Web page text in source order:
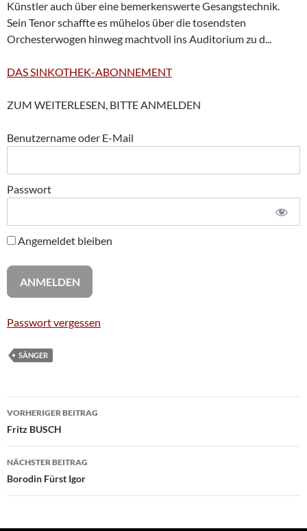
Künstler auch über eine bemerkenswerte Gesangstechnik.
Sein Tenor schaffte es mühelos über die tosendsten
Orchesterwogen hinweg machtvoll ins Auditorium zu d...
DAS SINKOTHEK-ABONNEMENT
ZUM WEITERLESEN, BITTE ANMELDEN
Benutzername oder E-Mail
Passwort
Angemeldet bleiben
Passwort vergessen
SÄNGER
Beitragsnavigation
VORHERIGER BEITRAG
Fritz BUSCH
NÄCHSTER BEITRAG
Borodin Fürst Igor